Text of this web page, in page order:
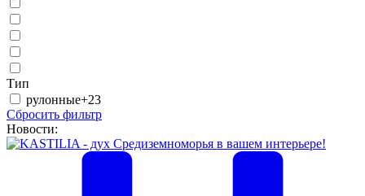
Тип
рулонные+23
Сбросить фильтр
Новости: